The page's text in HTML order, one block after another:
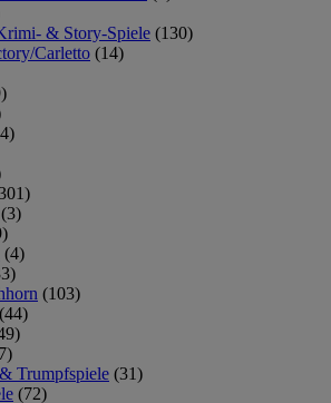
& Story-Spiele (130)
Carletto (14)
(3)
(4)
(103)
(44)
Trumpfspiele (31)
(72)